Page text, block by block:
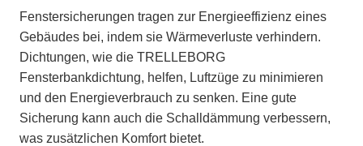
Fenstersicherungen tragen zur Energieeffizienz eines
Gebäudes bei, indem sie Wärmeverluste verhindern.
Dichtungen, wie die TRELLEBORG
Fensterbankdichtung, helfen, Luftzüge zu minimieren
und den Energieverbrauch zu senken. Eine gute
Sicherung kann auch die Schalldämmung verbessern,
was zusätzlichen Komfort bietet.